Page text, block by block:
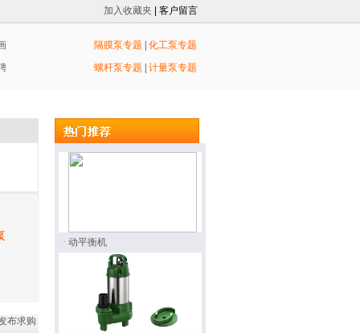
加入收藏夹 | 客户留言
隔膜泵专题
化工泵专题
螺杆泵专题 计量泵专题
· 动平衡机
布求购